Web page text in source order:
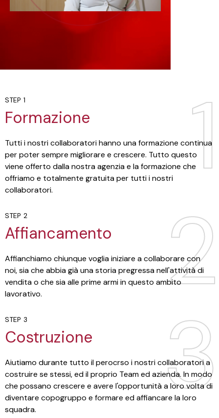
1
1
STEP 1
Formazione
Tutti i nostri collaboratori hanno una formazione continua
per poter sempre migliorare e crescere. Tutto questo
viene offerto dalla nostra agenzia e la formazione che
offriamo e totalmente gratuita per tutti i nostri
collaboratori.
2
2
STEP 2
Affiancamento
Affianchiamo chiunque voglia iniziare a collaborare con
noi, sia che abbia già una storia pregressa nell'attività di
vendita o che sia alle prime armi in questo ambito
lavorativo.
3
3
STEP 3
Costruzione
Aiutiamo durante tutto il perocrso i nostri collaboratori a
costruire se stessi, ed il proprio Team ed azienda. In modo
che possano crescere e avere l'opportunità a loro volta di
diventare copogruppo e formare ed affiancare la loro
squadra.